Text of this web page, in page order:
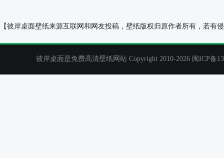
【彼岸桌面壁纸来源互联网和网友投稿，壁纸版权归原作者所有，若
彼岸桌面是免费高清壁纸网站 Copyright 2010-2026 闽ICP备